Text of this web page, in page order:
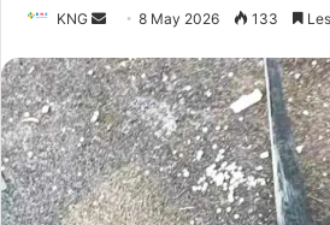
KNG
Send
email
8 May 2026 133